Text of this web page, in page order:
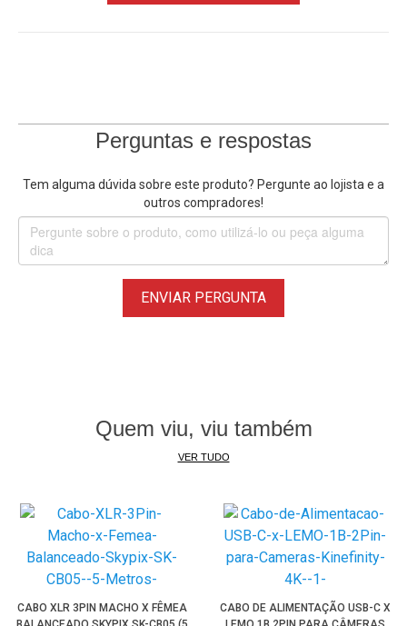
Perguntas e respostas
Tem alguma dúvida sobre este produto? Pergunte ao lojista e a
outros compradores!
ENVIAR PERGUNTA
Quem viu, viu também
VER TUDO
CABO XLR 3PIN MACHO X FÊMEA
CABO DE ALIMENTAÇÃO USB-C X